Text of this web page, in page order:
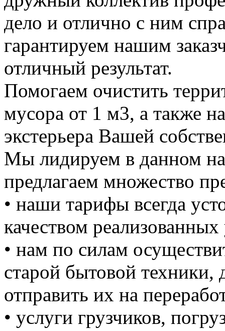
дело и отлично с ним
гарантируем нашим
отличный результат.
Помогаем очистить
мусора от 1 м3, а также
экстерьера Вашей
Мы лидируем в данном
предлагаем множество
• наши тарифы всегда
качеством реализованных
• нам по силам
старой бытовой техники,
отправить их на
• услуги грузчиков,